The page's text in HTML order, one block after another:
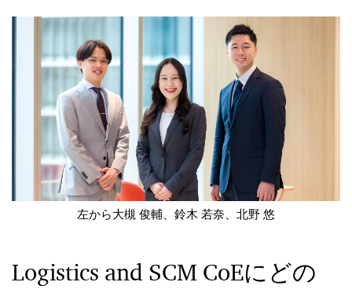
左から大槻 俊輔、鈴木 若奈、北野 悠
Logistics and SCM CoEにどの